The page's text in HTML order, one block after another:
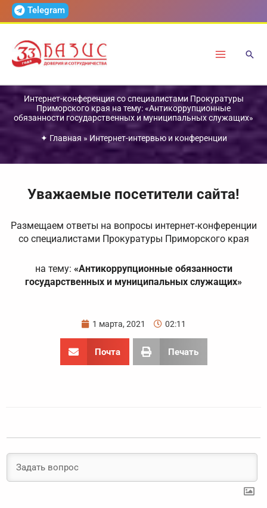
ПерейтиTelegram
Интернет-конференция со специалистами Прокуратуры
Приморского края на тему: «Антикоррупционные
обязанности государственных и муниципальных служащих»
✦ Главная » Интернет-интервью и конференции
Уважаемые посетители сайта!
Размещаем ответы на вопросы интернет-конференции
со специалистами Прокуратуры Приморского края
на тему: «Антикоррупционные обязанности
государственных и муниципальных служащих»
1 марта, 2021 02:11
Почта Печать